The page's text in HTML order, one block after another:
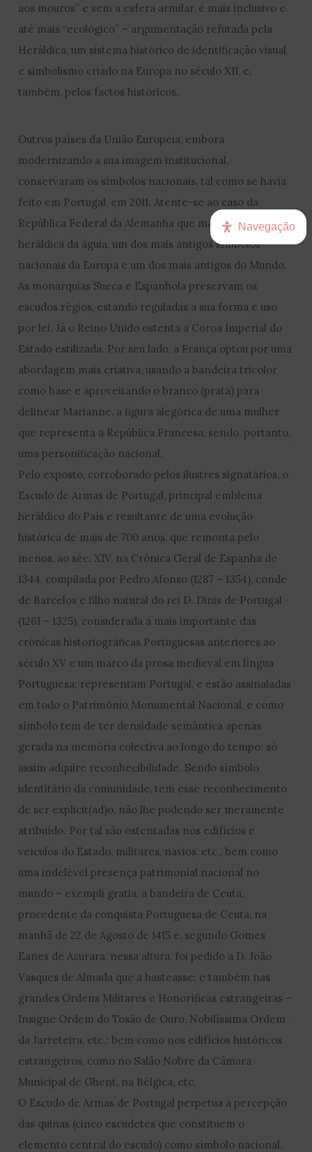
aos mouros” e sem a esfera armilar, é mais inclusivo e
até mais “ecológico” – argumentação refutada pela
Heráldica, um sistema histórico de identificação visual
e simbolismo criado na Europa no século XII, e,
também, pelos factos históricos.
Outros países da União Europeia, embora
modernizando a sua imagem institucional,
conservaram os símbolos nacionais, tal como se havia
feito em Portugal, em 2011. Atente-se ao caso da
República Federal da Alemanha que mantém a figura
heráldica da águia, um dos mais antigos símbolos
nacionais da Europa e um dos mais antigos do Mundo.
As monarquias Sueca e Espanhola preservam os
escudos régios, estando reguladas a sua forma e uso
por lei. Já o Reino Unido ostenta a Coroa Imperial do
Estado estilizada. Por seu lado, a França optou por uma
abordagem mais criativa, usando a bandeira tricolor
como base e aproveitando o branco (prata) para
delinear Marianne, a figura alegórica de uma mulher
que representa a República Francesa, sendo, portanto,
uma personificação nacional.
Pelo exposto, corroborado pelos ilustres signatários, o
Escudo de Armas de Portugal, principal emblema
heráldico do País e resultante de uma evolução
histórica de mais de 700 anos, que remonta pelo
menos, ao séc. XIV, na Crónica Geral de Espanha de
1344, compilada por Pedro Afonso (1287 – 1354), conde
de Barcelos e filho natural do rei D. Dinis de Portugal
(1261 – 1325), considerada a mais importante das
crónicas historiográficas Portuguesas anteriores ao
século XV e um marco da prosa medieval em língua
Portuguesa; representam Portugal, e estão assinaladas
em todo o Património Monumental Nacional, e como
símbolo tem de ter densidade semântica apenas
gerada na memória colectiva ao longo do tempo: só
assim adquire reconhecibilidade. Sendo símbolo
identitário da comunidade, tem esse reconhecimento
de ser explicit(ad)o, não lhe podendo ser meramente
atribuído. Por tal são ostentadas nos edifícios e
veículos do Estado, militares, navios, etc., bem como
uma indelével presença patrimonial nacional no
mundo – exempli gratia, a bandeira de Ceuta,
procedente da conquista Portuguesa de Ceuta, na
manhã de 22 de Agosto de 1415 e, segundo Gomes
Eanes de Azurara, nessa altura, foi pedido a D. João
Vasques de Almada que a hasteasse; e também nas
grandes Ordens Militares e Honoríficas estrangeiras –
Insigne Ordem do Tosão de Ouro, Nobilíssima Ordem
da Jarreteira, etc.; bem como nos edifícios históricos
estrangeiros, como no Salão Nobre da Câmara
Municipal de Ghent, na Bélgica, etc.
O Escudo de Armas de Portugal perpetua a percepção
das quinas (cinco escudetes que constituem o
elemento central do escudo) como símbolo nacional,
Navegação